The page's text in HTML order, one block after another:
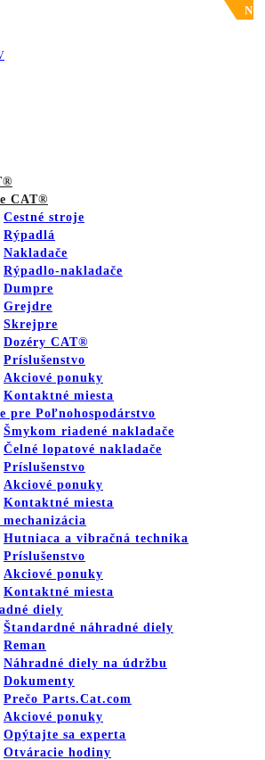
CAT®
Cestné stroje
Rýpadlá
Nakladače
Rýpadlo-nakladače
Dumpre
Grejdre
Skrejpre
Dozéry CAT®
Príslušenstvo
Akciové ponuky
Kontaktné miesta
pre Poľnohospodárstvo
Šmykom riadené nakladače
Čelné lopatové nakladače
Príslušenstvo
Akciové ponuky
Kontaktné miesta
Hutniaca a vibračná technika
Príslušenstvo
Akciové ponuky
Kontaktné miesta
diely
Štandardné náhradné diely
Reman
Náhradné diely na údržbu
Dokumenty
Prečo Parts.Cat.com
Akciové ponuky
Opýtajte sa experta
Otváracie hodiny
N